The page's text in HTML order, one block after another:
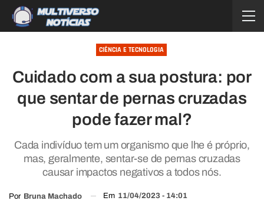
CIÊNCIA E TECNOLOGIA
Cuidado com a sua postura: por
que sentar de pernas cruzadas
pode fazer mal?
Cada indivíduo tem um organismo que lhe é próprio,
mas, geralmente, sentar-se de pernas cruzadas
causar impactos negativos a todos nós.
Por Bruna Machado Em 11/04/2023 - 14:01